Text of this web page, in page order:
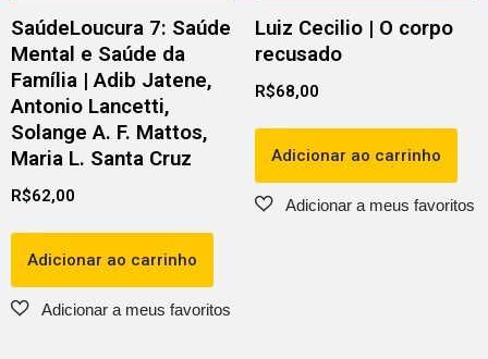
SaúdeLoucura 7: Saúde
Mental e Saúde da
Família | Adib Jatene,
Antonio Lancetti,
Solange A. F. Mattos,
Maria L. Santa Cruz
R$62,00
Adicionar ao carrinho
Luiz Cecilio | O corpo
recusado
R$68,00
Adicionar ao carrinho